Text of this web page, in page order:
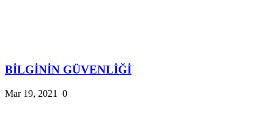
BİLGİNİN GÜVENLİĞİ
Mar 19, 2021 0